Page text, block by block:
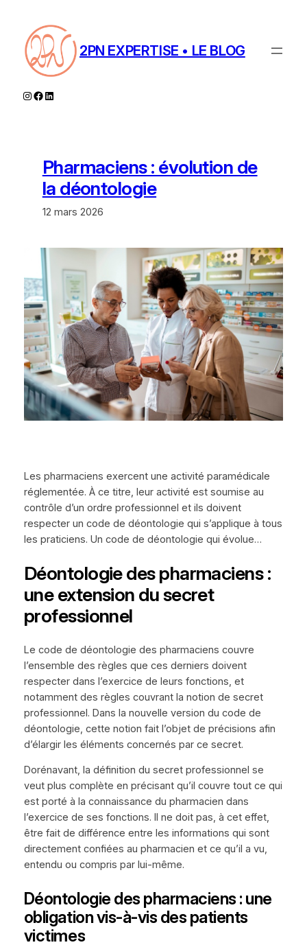
contenu
2PN EXPERTISE • LE BLOG
Instagram
Facebook
LinkedIn
Pharmaciens : évolution de
la déontologie
12 mars 2026
Les pharmaciens exercent une activité paramédicale
réglementée. À ce titre, leur activité est soumise au
contrôle d’un ordre professionnel et ils doivent
respecter un code de déontologie qui s’applique à tous
les praticiens. Un code de déontologie qui évolue…
Déontologie des pharmaciens :
une extension du secret
professionnel
Le code de déontologie des pharmaciens couvre
l’ensemble des règles que ces derniers doivent
respecter dans l’exercice de leurs fonctions, et
notamment des règles couvrant la notion de secret
professionnel. Dans la nouvelle version du code de
déontologie, cette notion fait l’objet de précisions afin
d’élargir les éléments concernés par ce secret.
Dorénavant, la définition du secret professionnel se
veut plus complète en précisant qu’il couvre tout ce qui
est porté à la connaissance du pharmacien dans
l’exercice de ses fonctions. Il ne doit pas, à cet effet,
être fait de différence entre les informations qui sont
directement confiées au pharmacien et ce qu’il a vu,
entendu ou compris par lui-même.
Déontologie des pharmaciens : une
obligation vis-à-vis des patients
victimes